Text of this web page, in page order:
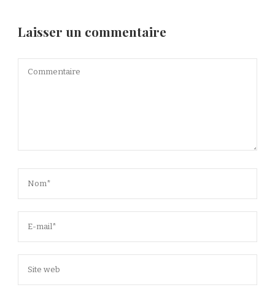
Laisser un commentaire